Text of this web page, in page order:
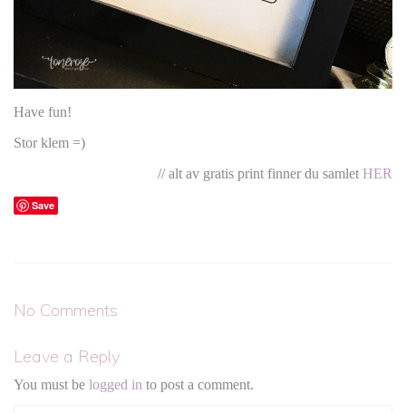
Have fun!
Stor klem =)
// alt av gratis print finner du samlet HER
Save
No Comments
Leave a Reply
You must be logged in to post a comment.